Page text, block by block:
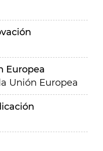
Europea
Unión Europea